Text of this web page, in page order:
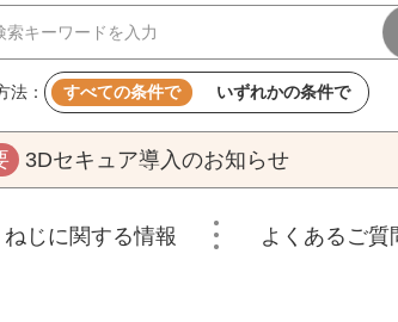
法： すべての条件で いずれかの条件で
3Dセキュア導入のお知らせ
ねじに関する情報 よくあるご質